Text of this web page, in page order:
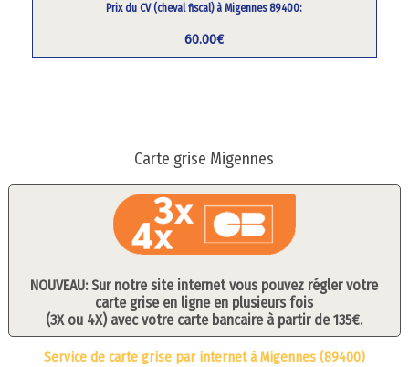
Prix du CV (cheval fiscal) à Migennes 89400:
60.00€
Carte grise Migennes
NOUVEAU: Sur notre site internet vous pouvez régler votre
carte grise en ligne en plusieurs fois
(3X ou 4X) avec votre carte bancaire à partir de 135€.
Service de carte grise par internet à Migennes (89400)